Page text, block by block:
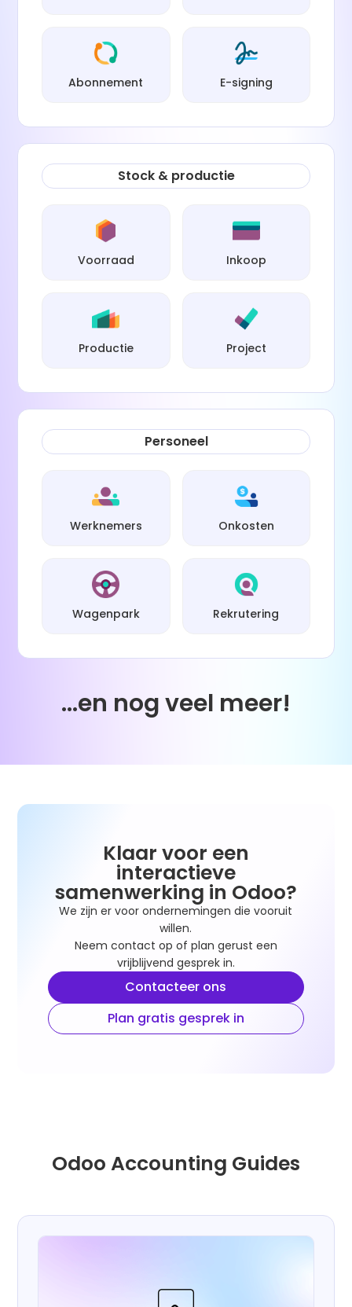
Abonnement E-signing
Stock & productie
Voorraad Inkoop
Productie Project
Personeel
Werknemers Onkosten
Wagenpark Rekrutering
...en nog veel meer!
Klaar voor een
interactieve
samenwerking in Odoo?
We zijn er voor ondernemingen die vooruit
willen.
Neem contact op of plan gerust een
vrijblijvend gesprek in.
Contacteer ons
Plan gratis gesprek in
Odoo Accounting Guides